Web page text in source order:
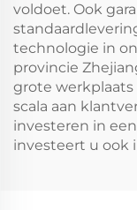
voldoet. Ook
technologie in
provincie
grote werkplaats
scala aan
investeren in
investeert u ook